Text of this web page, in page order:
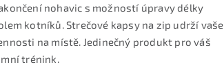
nohavic s možností úpravy délky
kotníků. Strečové kapsy na zip udrží vaše
na místě. Jedinečný produkt pro váš
trénink.